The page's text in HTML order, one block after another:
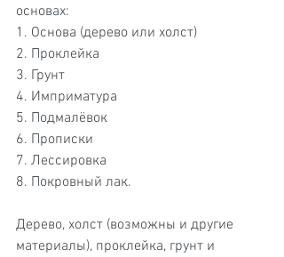
основах:
1. Основа (дерево или холст)
2. Проклейка
3. Грунт
4. Имприматура
5. Подмалёвок
6. Прописки
7. Лессировка
8. Покровный лак.
Дерево, холст (возможны и другие
материалы), проклейка, грунт и